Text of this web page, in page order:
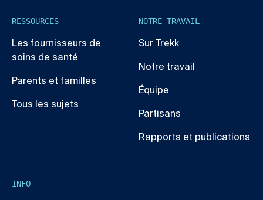
RESSOURCES
Les fournisseurs de
soins de santé
Parents et familles
Tous les sujets
NOTRE TRAVAIL
Sur Trekk
Notre travail
Équipe
Partisans
Rapports et publications
INFO